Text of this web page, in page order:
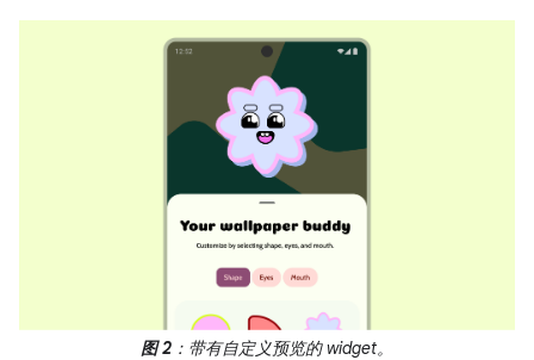
图 2 ：带有自定义预览的 widget。